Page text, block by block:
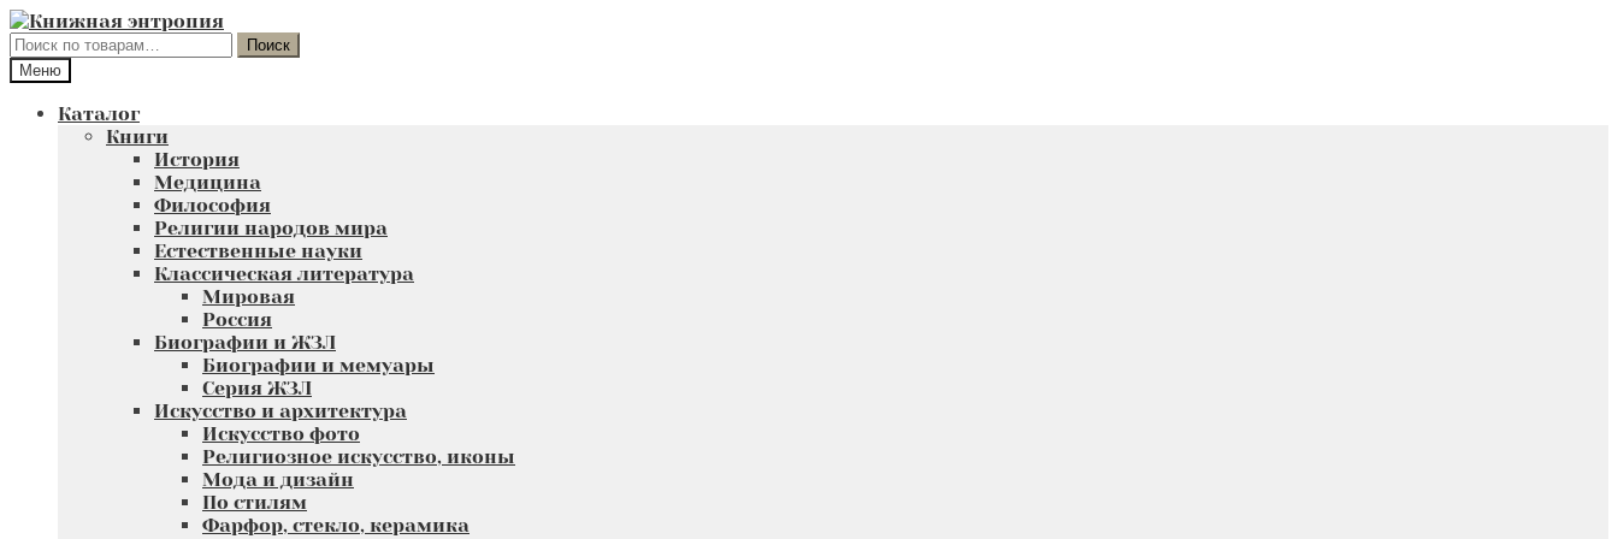
Перейти
к
навигации
Перейти
к
содержимому
Искать:
Поиск
Меню
Каталог
Книги
История
Медицина
Философия
Религии народов мира
Естественные науки
Классическая литература
Мировая
Россия
Биографии и ЖЗЛ
Биографии и мемуары
Серия ЖЗЛ
Искусство и архитектура
Искусство фото
Религиозное искусство, иконы
Мода и дизайн
По стилям
Фарфор, стекло, керамика